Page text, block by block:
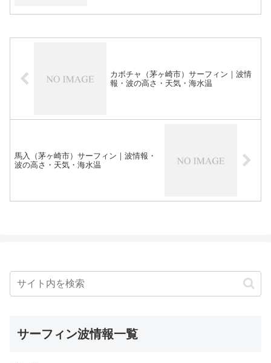
カボチャ（茅ヶ崎市）サーフィン｜波情
報・波の高さ・天気・海水温
馬入（茅ヶ崎市）サーフィン｜波情報・
波の高さ・天気・海水温
サーフィン波情報一覧